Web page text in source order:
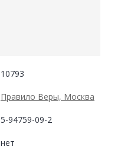
10793
Правило Веры, Москва
5-94759-09-2
нет